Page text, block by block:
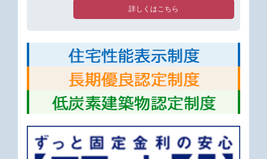
詳しくはこちら